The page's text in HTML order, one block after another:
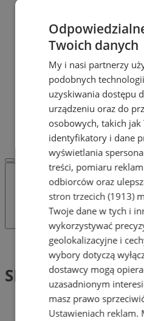
OGŁOSZENIA
OGŁOSZENIA
Dodaj
POLECAMY
Protocol IT
Pracuj.pl -
Praca Zabrze
REKLAMA
WSPÓŁPRACA
Tag: SPEED
SPEED (1)
Twoich danych
My i nasi partnerzy
podobnych
uzyskiwania dostępu
urządzeniu oraz do
osobowych, takich
identyfikatory i dane
wyświetlania
treści, pomiaru
odbiorców oraz
stron trzecich (1913)
Twoje dane w tych i
wykorzystywać
geolokalizacyjne i
wybory dotyczą
dostawcy mogą
uzasadnionym
masz prawo
Ustawieniach reklam.